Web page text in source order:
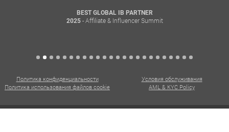
BEST GLOBAL IB PARTNER
2025- Affiliate & Influencer Summit
Политика конфиденциальности
Условия обслуживания
Политика использования файлов cookie
AML & KYC Policy